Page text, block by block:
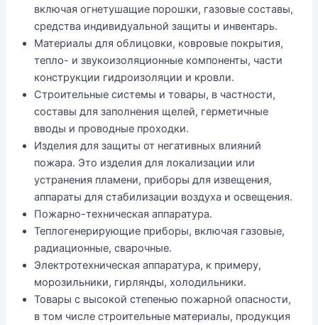
включая огнетушащие порошки, газовые составы,
средства индивидуальной защиты и инвентарь.
Материалы для облицовки, ковровые покрытия,
тепло- и звукоизоляционные компоненты, части
конструкции гидроизоляции и кровли.
Строительные системы и товары, в частности,
составы для заполнения щелей, герметичные
вводы и проводные проходки.
Изделия для защиты от негативных влияний
пожара. Это изделия для локализации или
устранения пламени, приборы для извещения,
аппараты для стабилизации воздуха и освещения.
Пожарно-техническая аппаратура.
Теплогенерирующие приборы, включая газовые,
радиационные, сварочные.
Электротехническая аппаратура, к примеру,
морозильники, гирлянды, холодильники.
Товары с высокой степенью пожарной опасности,
в том числе строительные материалы, продукция